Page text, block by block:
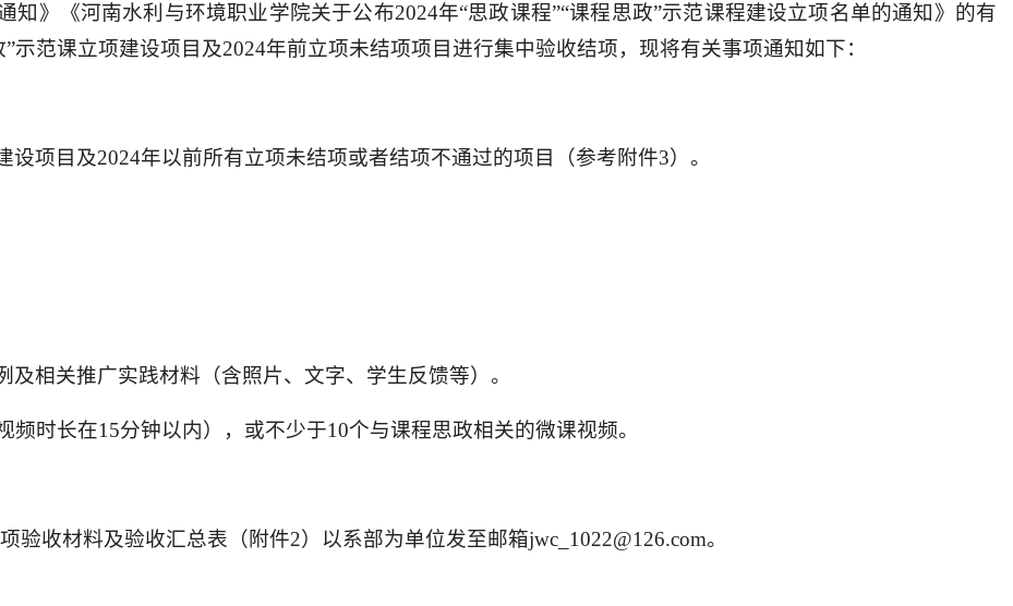
知》《河南水利与环境职业学院关于公布2024年“思政课程”“课程思政”示范课程建设立项名单的通知》的有
示范课立项建设项目及2024年前立项未结项项目进行集中验收结项，现将有关事项通知如下：
设项目及2024年以前所有立项未结项或者结项不通过的项目（参考附件3）。
相关推广实践材料（含照片、文字、学生反馈等）。
时长在15分钟以内），或不少于10个与课程思政相关的微课视频。
验收材料及验收汇总表（附件2）以系部为单位发至邮箱jwc_1022@126.com。